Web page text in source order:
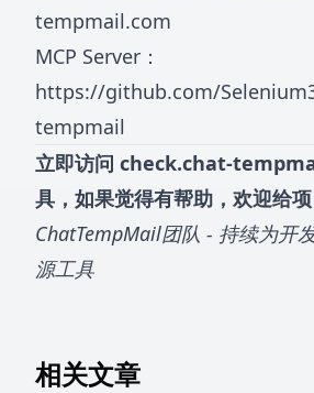
tempmail.com
MCP Server：
https://github.com/
tempmail
立即访问 check.chat-
具，如果觉得有帮助，欢迎给
ChatTempMail团队 - 持续为开
源工具
相关文章